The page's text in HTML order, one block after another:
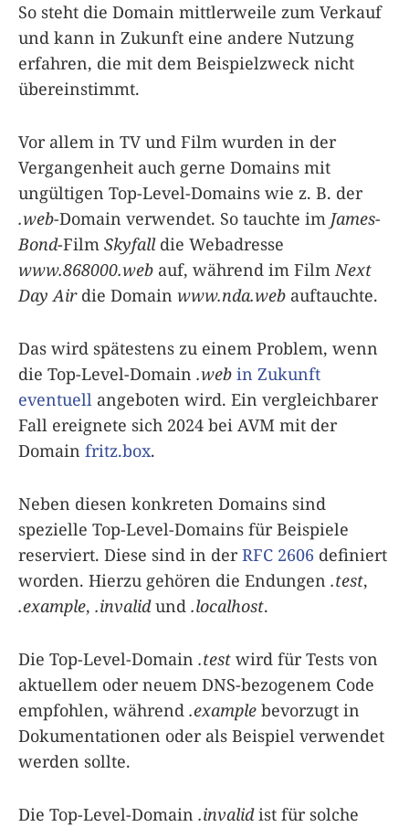
So steht die Domain mittlerweile zum Verkauf
und kann in Zukunft eine andere Nutzung
erfahren, die mit dem Beispielzweck nicht
übereinstimmt.
Vor allem in TV und Film wurden in der
Vergangenheit auch gerne Domains mit
ungültigen Top-Level-Domains wie z. B. der
.web-Domain verwendet. So tauchte im James-
Bond-Film Skyfalldie Webadresse
www.868000.web auf, während im FilmNext
Day Airdie Domain www.nda.web auftauchte.
Das wird spätestens zu einem Problem, wenn
die Top-Level-Domain .web in Zukunft
eventuell angeboten wird. Ein vergleichbarer
Fall ereignete sich 2024 bei AVM mit der
Domain fritz.box.
Neben diesen konkreten Domains sind
spezielle Top-Level-Domains für Beispiele
reserviert. Diese sind in derRFC 2606 definiert
worden. Hierzu gehören die Endungen .test,
.example, .invalidund .localhost.
Die Top-Level-Domain .test wird für Tests von
aktuellem oder neuem DNS-bezogenem Code
empfohlen, während .example bevorzugt in
Dokumentationen oder als Beispiel verwendet
werden sollte.
Die Top-Level-Domain .invalidist für solche